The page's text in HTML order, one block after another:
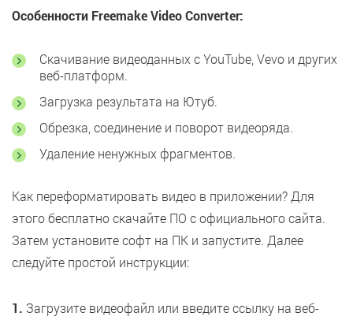
Особенности Freemake Video Converter:
Скачивание видеоданных с YouTube, Vevo и других
веб-платформ.
Загрузка результата на Ютуб.
Обрезка, соединение и поворот видеоряда.
Удаление ненужных фрагментов.
Как переформатировать видео в приложении? Для
этого бесплатно скачайте ПО с официального сайта.
Затем установите софт на ПК и запустите. Далее
следуйте простой инструкции:
1. Загрузите видеофайл или введите ссылку на веб-